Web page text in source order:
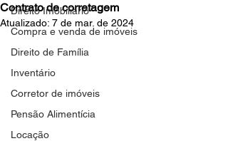
Direito Imobiliário
Compra e venda de imóveis
Direito de Família
Inventário
Corretor de imóveis
Pensão Alimentícia
Locação
Contrato de corretagem
Atualizado: 7 de mar. de 2024